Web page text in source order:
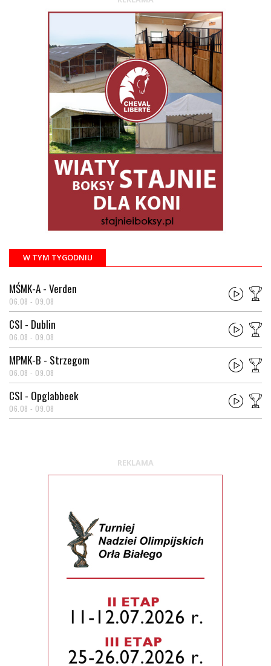
W TYM TYGODNIU
MŚMK-A - Verden
06.08 - 09.08
CSI - Dublin
06.08 - 09.08
MPMK-B - Strzegom
06.08 - 09.08
CSI - Opglabbeek
06.08 - 09.08
REKLAMA